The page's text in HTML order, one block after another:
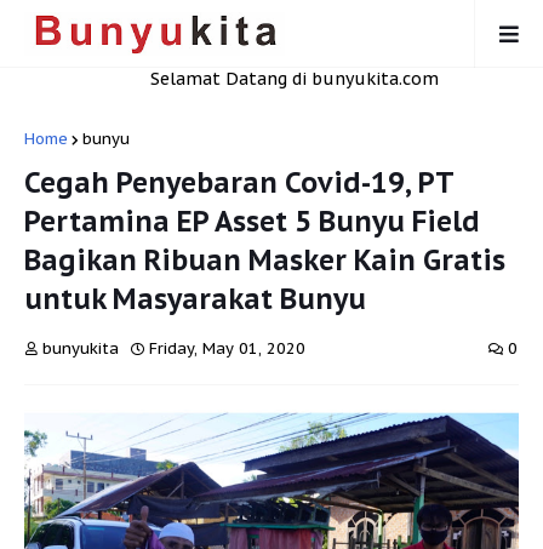
Selamat Datang di bunyukita.com
Home bunyu
Cegah Penyebaran Covid-19, PT
Pertamina EP Asset 5 Bunyu Field
Bagikan Ribuan Masker Kain Gratis
untuk Masyarakat Bunyu
bunyukita Friday, May 01, 2020 0